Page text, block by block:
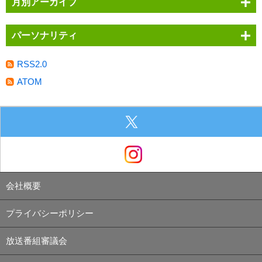
パーソナリティ
RSS2.0
ATOM
会社概要
プライバシーポリシー
放送番組審議会